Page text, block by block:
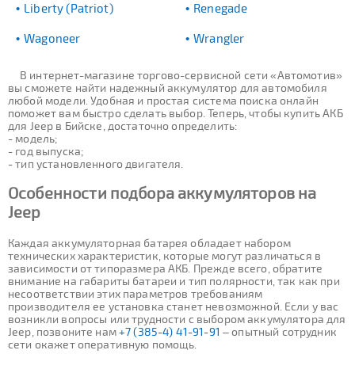
Liberty (Patriot) Renegade
Wagoneer Wrangler
В интернет-магазине торгово-сервисной сети «Автомотив»
вы сможете найти надежный аккумулятор для автомобиля
любой модели. Удобная и простая система поиска онлайн
поможет вам быстро сделать выбор. Теперь, чтобы купить АКБ
для Jeep в Бийске, достаточно определить:
- модель;
- год выпуска;
- тип установленного двигателя.
Особенности подбора аккумуляторов на
Jeep
Каждая аккумуляторная батарея обладает набором
технических характеристик, которые могут различаться в
зависимости от типоразмера АКБ. Прежде всего, обратите
внимание на габариты батареи и тип полярности, так как при
несоответствии этих параметров требованиям
производителя ее установка станет невозможной. Если у вас
возникли вопросы или трудности с выбором аккумулятора для
Jeep, позвоните нам+7 (385-4) 41-91-91 – опытный сотрудник
сети окажет оперативную помощь.